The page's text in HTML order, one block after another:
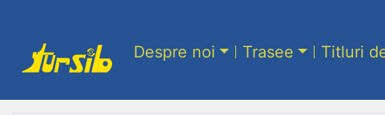
Despre noi Trasee Titluri